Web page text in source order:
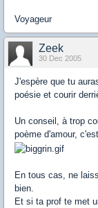
Voyageur
Zeek
30 Dec 2005
J'espère que tu
poésie et courir
Un conseil, à trop
poème d'amour,
En tous cas, ne
bien.
Et si ta prof te met